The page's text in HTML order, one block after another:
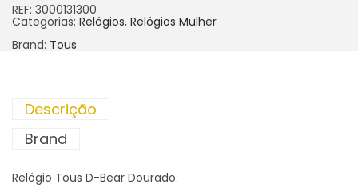
REF: 3000131300
Categorias: Relógios, Relógios Mulher
Brand: Tous
Descrição
Brand
Relógio Tous D-Bear Dourado.